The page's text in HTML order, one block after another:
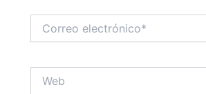
electrónico*